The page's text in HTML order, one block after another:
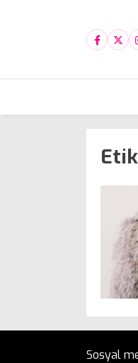
Sosyal